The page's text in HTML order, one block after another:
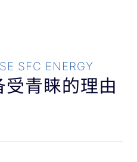
SFC ENERGY
青睐的理由